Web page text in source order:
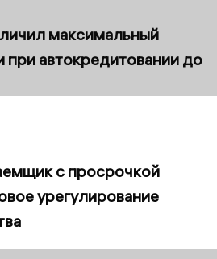
максимальный
при автокредитовании до
с просрочкой
урегулирование